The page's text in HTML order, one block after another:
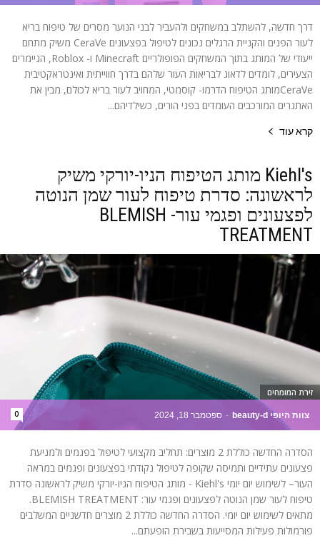
דרך חדשה, להשתלב במשחקים ולהעביר לבני הנוער מסרים של טיפוח בריא
לעור הפנים והקניית הרגלים נכונים לטיפול בפצעונים CeraVe משיק מתחם
ייעודי של המותג בתוך המשחקים הפופולריים Minecraft ו- Roblox, הגיימרים
הצעירים, לומדים לדאוג לבריאות העור שלהם בדרך חווייתית ואינטראקטיבית
CeraVeמותג הטיפוח הדרמו- קוסמטי, המחויב לעור בריא לכולם, מבין את
האתגרים המורכבים העומדים בפני הורים, כשילדיהם...
קרא עוד
Kiehl's מותג הטיפוח הניו-יורקי משיק
לראשונה: סדרת טיפוח לעור שמן הנוטה
לפצעונים ופגמי עור- BLEMISH
TREATMENT
צוות היופי beauty-d - ספטמבר 18, 2024 0
זירת המומחים
הסדרה החדשה כוללת 2 מוצרים: תחליב מקצועי לטיפול בפגמים ולמניעת
פצעונים עתידיים ותמיסה שקופה לטיפול נקודתי בפצעונים ופגמים במראה
העור– לשימוש יום יומי Kiehl's - מותג הטיפוח הניו-יורקי משיק לראשונה סדרת
טיפוח לעור שמן הנוטה לפצעונים ופגמי עור: BLEMISH TREATMENT.
מתאים לשימוש יום יומי. הסדרה החדשה כוללת 2 מוצרים חדשניים המשלבים
פורמולות פעילות המסייעות בשבירת הופעתם...